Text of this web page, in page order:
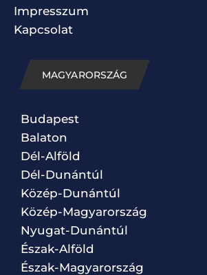
Impresszum
Kapcsolat
MAGYARORSZÁG
Budapest
Balaton
Dél-Alföld
Dél-Dunántúl
Közép-Dunántúl
Közép-Magyarország
Nyugat-Dunántúl
Észak-Alföld
Észak-Magyarország